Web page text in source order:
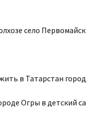
село
в Татарстан
Огры в детский